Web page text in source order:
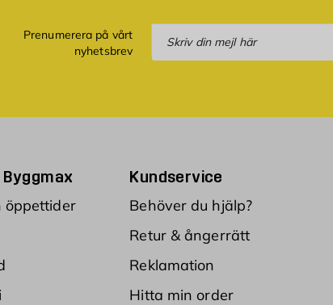
Prenumerera på vårt
nyhetsbrev
Prenumerera
öppettider
Kundservice
Behöver du hjälp?
Retur & ångerrätt
Reklamation
Hitta min order